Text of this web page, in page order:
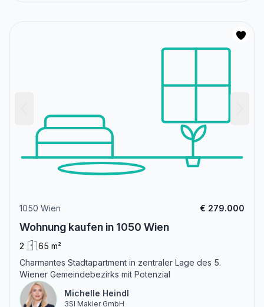
1050 Wien € 279.000
Wohnung kaufen in 1050 Wien
2
65 m²
Charmantes Stadtapartment in zentraler Lage des 5.
Wiener Gemeindebezirks mit Potenzial
Michelle Heindl
3SI Makler GmbH